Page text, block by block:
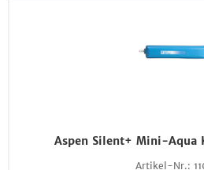
Aspen Silent+ Mini-Aqua
Artikel-Nr.: